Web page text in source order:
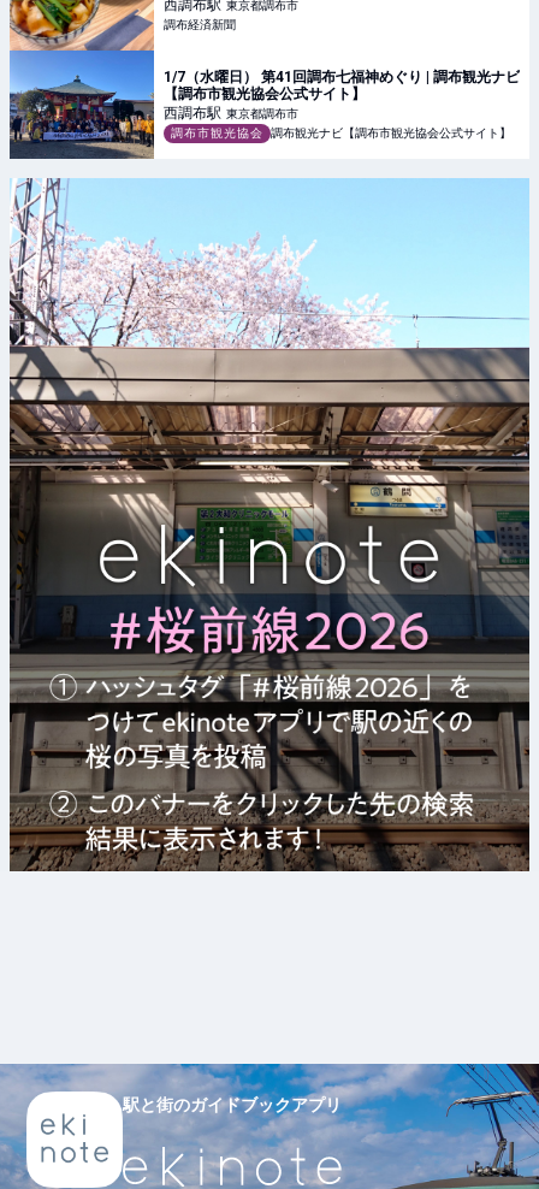
西調布駅 東京都調布市
調布経済新聞
1/7（水曜日） 第41回調布七福神めぐり | 調布観光ナビ
【調布市観光協会公式サイト】
西調布駅 東京都調布市
調布市観光協会
調布観光ナビ【調布市観光協会公式サイト】
駅と街のガイドブックアプリ